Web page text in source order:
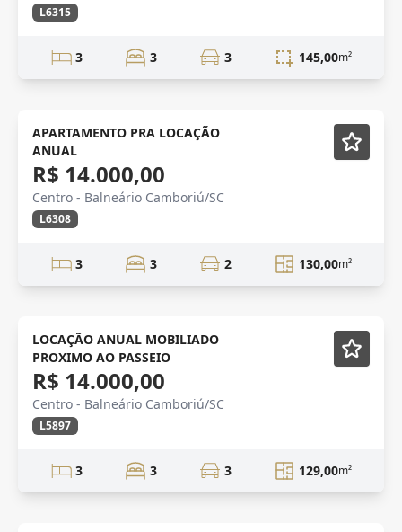
L6315
3 3 3 145,00m²
Alto Padrão Semi-Novo
APARTAMENTO PRA LOCAÇÃO
ANUAL
R$ 14.000,00
Centro - Balneário Camboriú/SC
L6308
3 3 2 130,00m²
Mobiliado
LOCAÇÃO ANUAL MOBILIADO
PROXIMO AO PASSEIO
R$ 14.000,00
Centro - Balneário Camboriú/SC
L5897
3 3 3 129,00m²